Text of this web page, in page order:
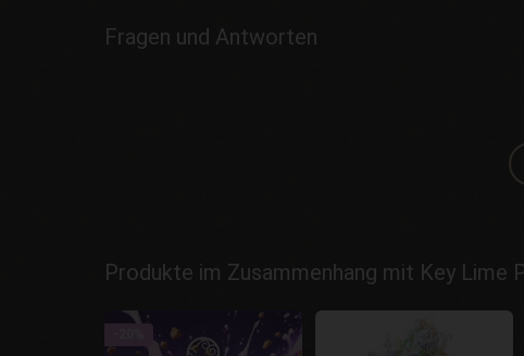
Fragen und Antworten
Produkte im Zusammenhang mit Key Lime